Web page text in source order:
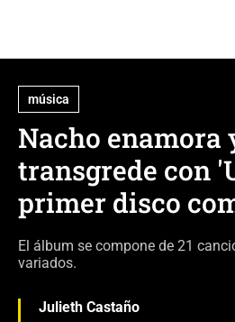
música
Nacho enamora
transgrede con
primer disco
El álbum se compone de 21
variados.
Julieth Castaño